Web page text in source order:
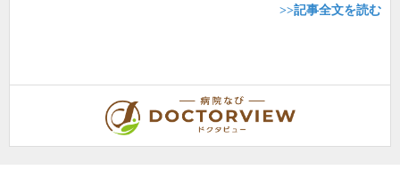
>>記事全文を読む